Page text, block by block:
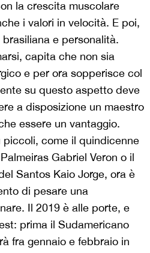
la crescita muscolare
i valori in velocità. E poi,
e personalità.
capita che non sia
e per ora sopperisce col
su questo aspetto deve
a disposizione un maestro
essere un vantaggio.
come il quindicenne
Gabriel Veron o il
Santos Kaio Jorge, ora è
di pesare una
Il 2019 è alle porte, e
prima il Sudamericano
fra gennaio e febbraio in